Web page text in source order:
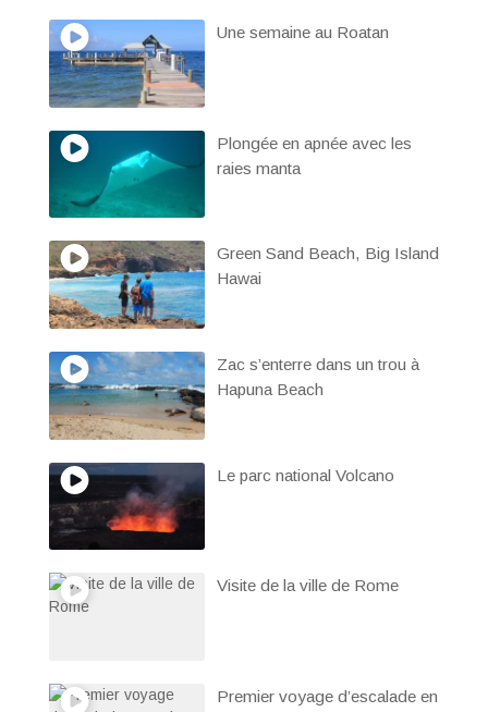
Une semaine au Roatan
Plongée en apnée avec les
raies manta
Green Sand Beach, Big Island
Hawai
Zac s’enterre dans un trou à
Hapuna Beach
Le parc national Volcano
Visite de la ville de Rome
Premier voyage d’escalade en